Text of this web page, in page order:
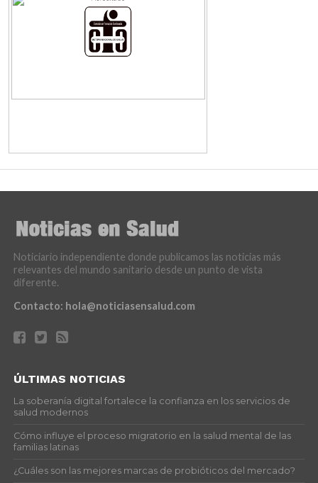
Noticiario independiente donde publicamos las noticias más
relevantes del mundo sanitario desde un punto de vista
diferente.
Contacto: hola@noticiasensalud.com
ÚLTIMAS NOTICIAS
La soberanía digital fortalece la confianza en los servicios de
salud modernos
Cómo influye el proceso migratorio en la salud mental de las
familias latinas
¿Cuáles son las mejores marcas de probióticos del mercado?